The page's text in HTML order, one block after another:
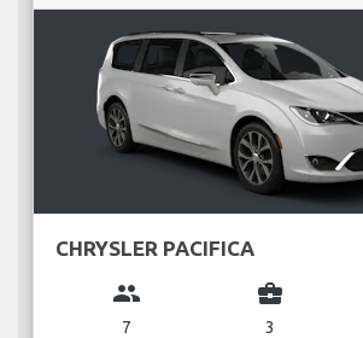
CHRYSLER PACIFICA
group
7
business_center
3